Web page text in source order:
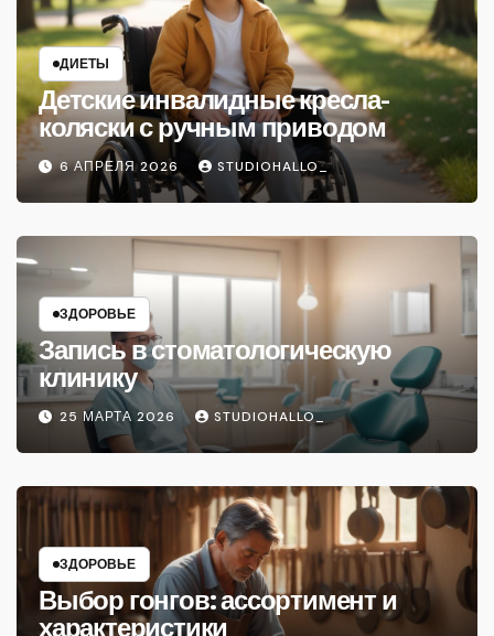
ДИЕТЫ
Детские инвалидные кресла-
коляски с ручным приводом
6 АПРЕЛЯ 2026 STUDIOHALLO_
ЗДОРОВЬЕ
Запись в стоматологическую
клинику
25 МАРТА 2026 STUDIOHALLO_
ЗДОРОВЬЕ
Выбор гонгов: ассортимент и
характеристики